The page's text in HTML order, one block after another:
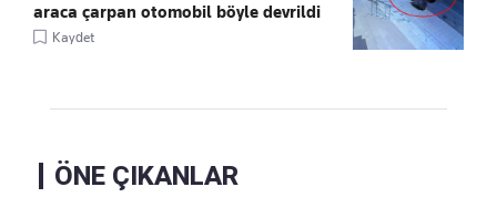
araca çarpan otomobil böyle devrildi
Kaydet
ÖNE ÇIKANLAR